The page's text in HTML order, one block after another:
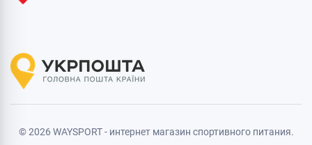
© 2026 WAYSPORT - интернет магазин спортивного питания.